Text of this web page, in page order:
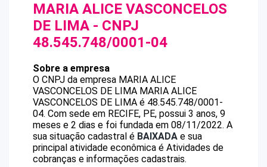
MARIA ALICE VASCONCELOS
DE LIMA - CNPJ
48.545.748/0001-04
Sobre a empresa
O CNPJ da empresa MARIA ALICE
VASCONCELOS DE LIMA MARIA ALICE
VASCONCELOS DE LIMA é 48.545.748/0001-
04. Com sede em RECIFE, PE, possui 3 anos, 9
meses e 2 dias e foi fundada em 08/11/2022. A
sua situação cadastral é BAIXADA e sua
principal atividade econômica é Atividades de
cobranças e informações cadastrais.